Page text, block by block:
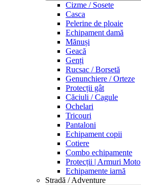
Cizme / Sosete
Casca
Pelerine de ploaie
Echipament damă
Mănuși
Geacă
Genți
Rucsac / Borsetă
Genunchiere / Orteze
Protecții gât
Căciuli / Cagule
Ochelari
Tricouri
Pantaloni
Echipament copii
Cotiere
Combo echipamente
Protecții | Armuri Moto
Echipamente iarnă
Stradă / Adventure